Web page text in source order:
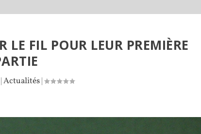
FIL POUR LEUR PREMIÈRE
|Actualités|